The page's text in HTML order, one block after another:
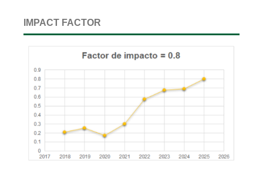
IMPACT FACTOR